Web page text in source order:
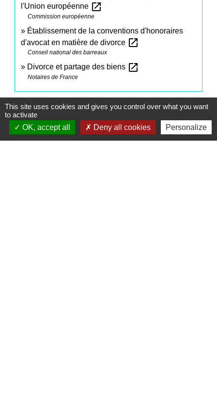
l'Union européenne open_in_new
Commission européenne
Établissement de la conventions d'honoraires
d'avocat en matière de divorce open_in_new
Conseil national des barreaux
Divorce et partage des biens open_in_new
Notaires de France
Signaler une erreur sur cette page
This site uses cookies and gives you control over what you want
to activate
OK, accept all
Deny all cookies Personalize